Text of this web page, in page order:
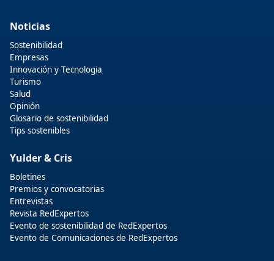
Noticias
Sostenibilidad
Empresas
Innovación y Tecnologia
Turismo
Salud
Opinión
Glosario de sostenibilidad
Tips sostenibles
Yulder & Cris
Boletines
Premios y convocatorias
Entrevistas
Revista RedExpertos
Evento de sostenibilidad de RedExpertos
Evento de Comunicaciones de RedExpertos